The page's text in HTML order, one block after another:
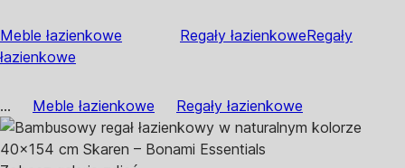
Meble łazienkowe Regały łazienkoweRegały
łazienkowe
... Meble łazienkowe Regały łazienkowe